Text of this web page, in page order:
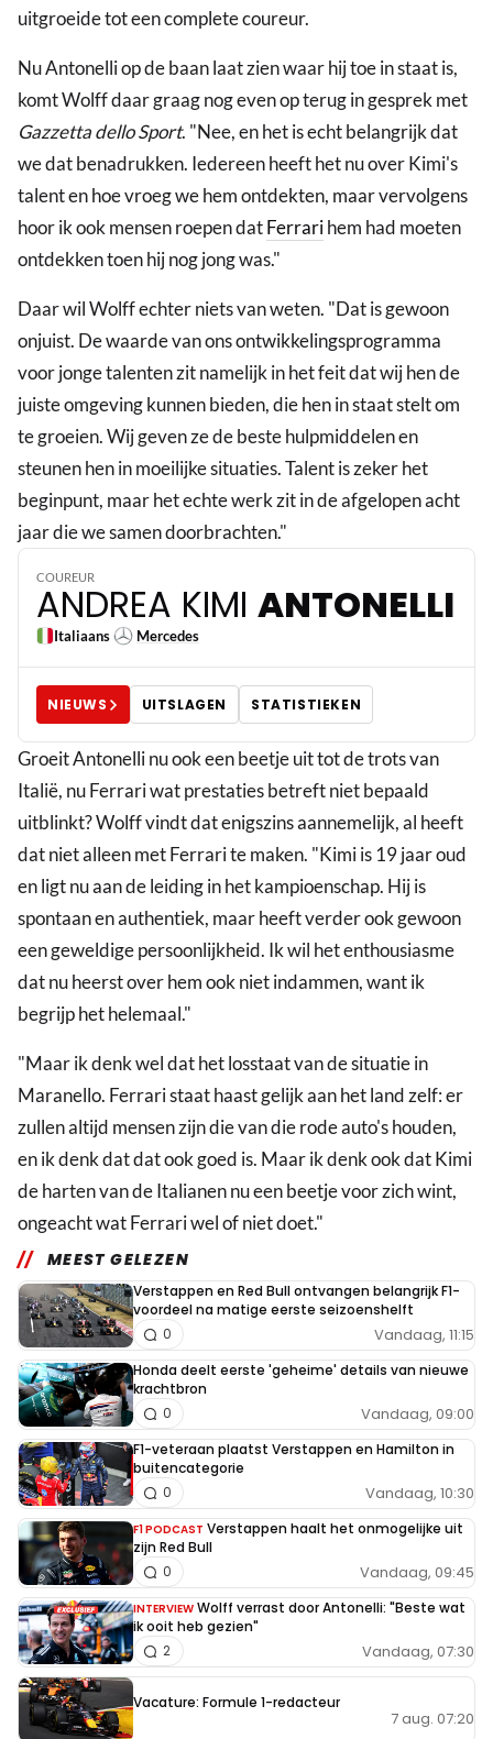
uitgroeide tot een complete coureur.
Nu Antonelli op de baan laat zien waar hij toe in staat is,
komt Wolff daar graag nog even op terug in gesprek met
Gazzetta dello Sport. "Nee, en het is echt belangrijk dat
we dat benadrukken. Iedereen heeft het nu over Kimi's
talent en hoe vroeg we hem ontdekten, maar vervolgens
hoor ik ook mensen roepen datFerrarihem had moeten
ontdekken toen hij nog jong was."
Daar wil Wolff echter niets van weten. "Dat is gewoon
onjuist. De waarde van ons ontwikkelingsprogramma
voor jonge talenten zit namelijk in het feit dat wij hen de
juiste omgeving kunnen bieden, die hen in staat stelt om
te groeien. Wij geven ze de beste hulpmiddelen en
steunen hen in moeilijke situaties. Talent is zeker het
beginpunt, maar het echte werk zit in de afgelopen acht
jaar die we samen doorbrachten."
COUREUR
ANDREA KIMI ANTONELLI
Italiaans Mercedes 12
NIEUWS UITSLAGEN STATISTIEKEN
Groeit Antonelli nu ook een beetje uit tot de trots van
Italië, nu Ferrari wat prestaties betreft niet bepaald
uitblinkt? Wolff vindt dat enigszins aannemelijk, al heeft
dat niet alleen met Ferrari te maken. "Kimi is 19 jaar oud
en ligt nu aan de leiding in het kampioenschap. Hij is
spontaan en authentiek, maar heeft verder ook gewoon
een geweldige persoonlijkheid. Ik wil het enthousiasme
dat nu heerst over hem ook niet indammen, want ik
begrijp het helemaal."
"Maar ik denk wel dat het losstaat van de situatie in
Maranello. Ferrari staat haast gelijk aan het land zelf: er
zullen altijd mensen zijn die van die rode auto's houden,
en ik denk dat dat ook goed is. Maar ik denk ook dat Kimi
de harten van de Italianen nu een beetje voor zich wint,
ongeacht wat Ferrari wel of niet doet."
MEEST GELEZEN
Verstappen en Red Bull ontvangen belangrijk F1-
voordeel na matige eerste seizoenshelft
Vandaag, 11:15
0
Honda deelt eerste 'geheime' details van nieuwe
krachtbron
Vandaag, 09:00
0
F1-veteraan plaatst Verstappen en Hamilton in
buitencategorie
Vandaag, 10:30
0
F1 PODCAST Verstappen haalt het onmogelijke uit
zijn Red Bull
Vandaag, 09:45
0
INTERVIEW Wolff verrast door Antonelli: "Beste wat
ik ooit heb gezien"
Vandaag, 07:30
2
Vacature: Formule 1-redacteur
7 aug. 07:20